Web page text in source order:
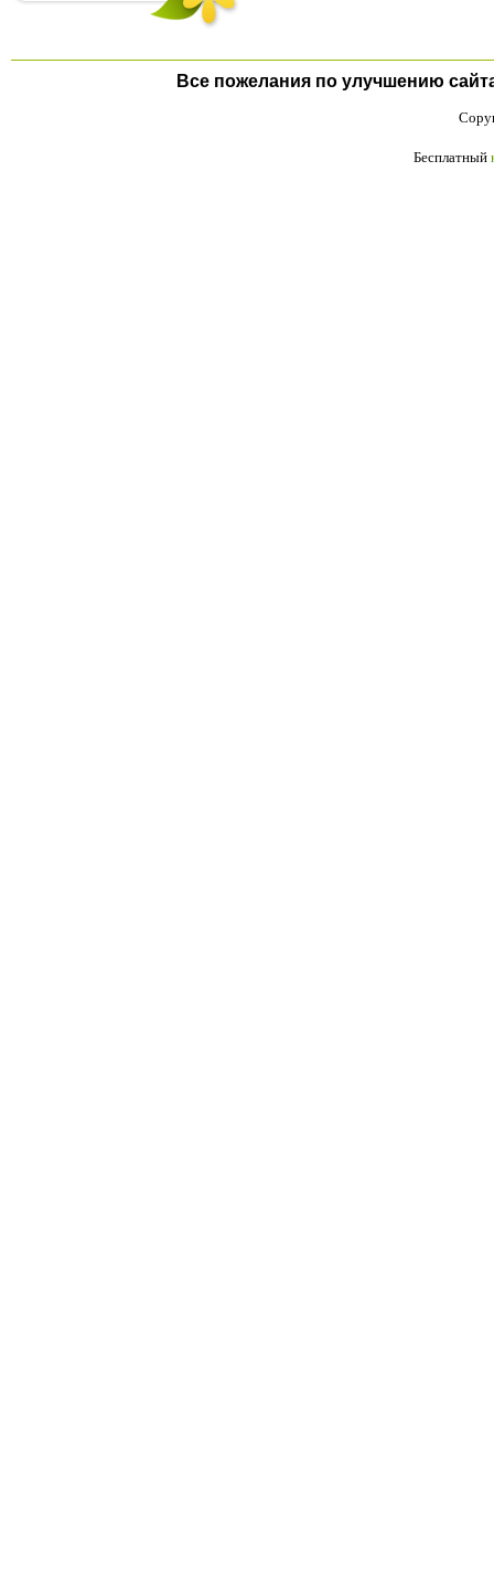
Все пожелания по улучшению
Бесплатный